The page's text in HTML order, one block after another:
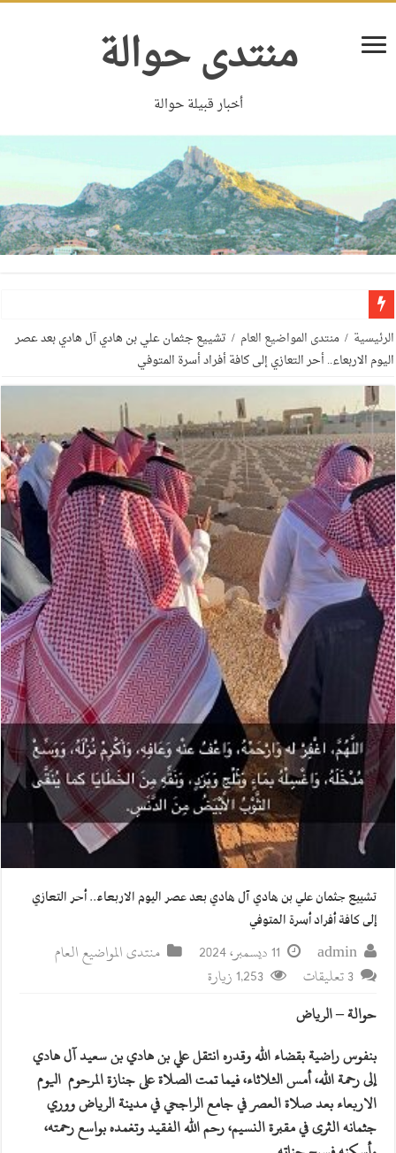
منتدى حوالة
أخبار قبيلة حوالة
الرئيسية / منتدى المواضيع العام / تشييع جثمان علي بن هادي آل هادي بعد عصر
اليوم الاربعاء.. أحر التعازي إلى كافة أفراد أسرة المتوفي
تشييع جثمان علي بن هادي آل هادي بعد عصر اليوم الاربعاء.. أحر التعازي
إلى كافة أفراد أسرة المتوفي
admin 11 ديسمبر، 2024
منتدى المواضيع العام
3 تعليقات
1,253 زيارة
حوالة – الرياض
بنفوس راضية بقضاء الله وقدره انتقل علي بن هادي بن سعيد آل هادي
إلى رحمة الله، أمس الثلاثاء، فيما تمت الصلاة على جنازة المرحوم اليوم
الاربعاء بعد صلاة العصر في جامع الراجحي في مدينة الرياض ووري
جثمانه الثرى في مقبرة النسيم، رحم الله الفقيد وتغمده بواسع رحمته،